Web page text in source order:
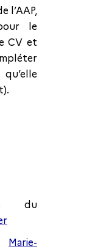
l’AAP,
le
CV et
du
Marie-